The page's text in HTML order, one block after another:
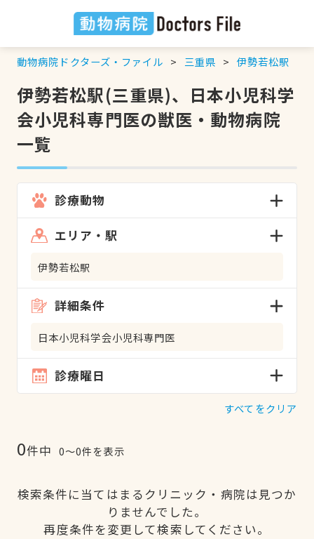
動物病院ドクターズ・ファイル 三重県 伊勢若松駅
伊勢若松駅(三重県)、日本小児科学
会小児科専門医の獣医・動物病院
一覧
診療動物
エリア・駅
伊勢若松駅
詳細条件
日本小児科学会小児科専門医
診療曜日
すべてをクリア
0件中 0〜0件を表示
検索条件に当てはまるクリニック・病院は見つか
りませんでした。
再度条件を変更して検索してください。